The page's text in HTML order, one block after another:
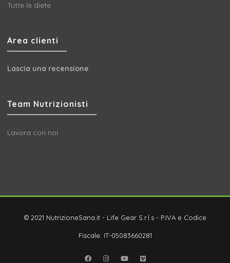
Tutte le diete
Area clienti
Lascia una recensione
Team Nutrizionisti
Lavora con noi
© 2021 NutrizioneSana.it - Life Gear S.r.l.s - P.IVA e Codice
Fiscale: IT-05083660281